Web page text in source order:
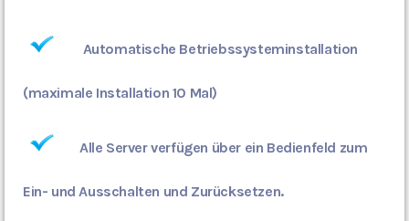
Automatische Betriebssysteminstallation
(maximale Installation 10 Mal)
Alle Server verfügen über ein Bedienfeld zum
Ein- und Ausschalten und Zurücksetzen.